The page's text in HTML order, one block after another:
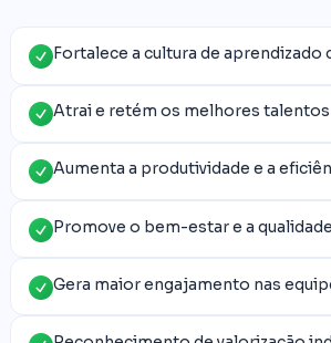
Fortalece a cultura de aprendizado
Atrai e retém os melhores talentos
Aumenta a produtividade e a
Promove o bem-estar e a
Gera maior engajamento nas